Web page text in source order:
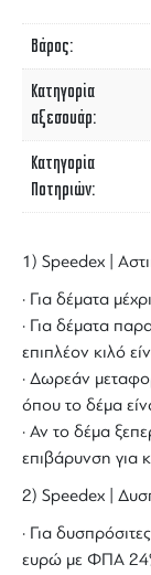
Βάρος
Κατηγορία
αξεσουάρ
Κατηγορία
Ποτηριών
1) Speedex |
· Για δέματα
· Για δέματα
επιπλέον κιλό
· Δωρεάν
όπου το δέμα
· Αν το δέμα
επιβάρυνση για
2) Speedex |
· Για
ευρώ με ΦΠΑ